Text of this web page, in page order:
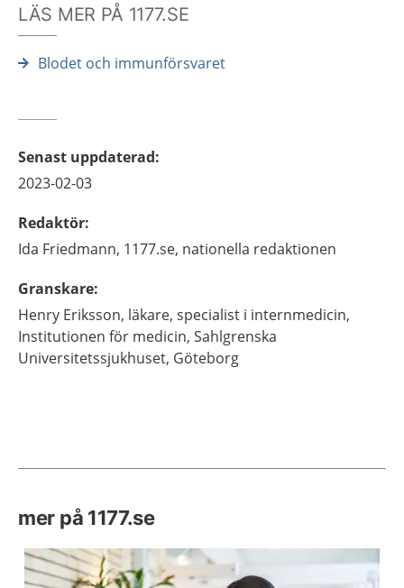
LÄS MER PÅ 1177.SE
Blodet och immunförsvaret
Senast uppdaterad:
2023-02-03
Redaktör:
Ida Friedmann, 1177.se, nationella redaktionen
Granskare:
Henry Eriksson, läkare, specialist i internmedicin,
Institutionen för medicin, Sahlgrenska
Universitetssjukhuset, Göteborg
mer på 1177.se